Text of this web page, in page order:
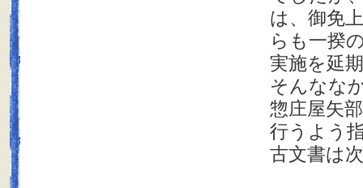
は、御免
らも一揆
実施を延
そんなな
惣庄屋矢
行うよう
古文書は